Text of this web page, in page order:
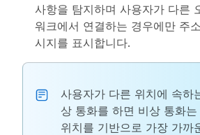
사항을 탐지하며 사용자가 다른
워크에서 연결하는 경우에만 주
시지를 표시합니다.
사용자가 다른 위치에 속하
상 통화를 하면 비상 통화
위치를 기반으로 가장 가까